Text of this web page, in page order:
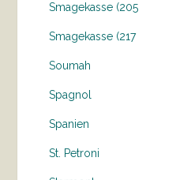
Smagekasse (205
Smagekasse (217
Soumah
Spagnol
Spanien
St. Petroni